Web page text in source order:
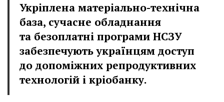
Укріплена матеріально-технічна
база, сучасне обладнання
та безоплатні програми НСЗУ
забезпечують українцям доступ
до допоміжних репродуктивних
технологій і кріобанку.